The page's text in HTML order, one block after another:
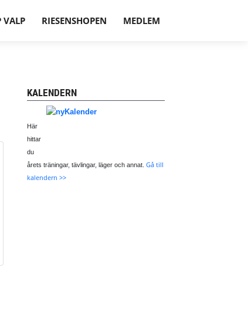
VALP RIESENSHOPEN MEDLEM
KALENDERN
Här
hittar
du
årets träningar, tävlingar, läger och annat Gå till
kalendern >>